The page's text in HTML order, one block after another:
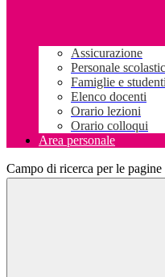
Assicurazione
Personale
Famiglie e studenti
Elenco docenti
Orario lezioni
Orario colloqui
Area personale
Campo di ricerca per le pagine